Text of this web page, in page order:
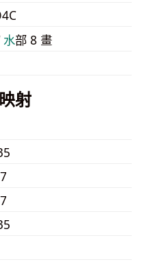
⽔部 8 畫
射